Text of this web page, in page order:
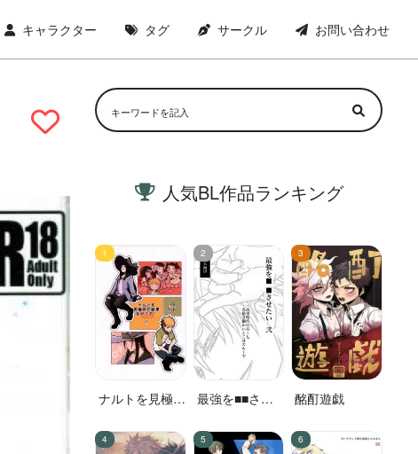
キャラクター タグ サークル お問い合わせ
人気BL作品ランキング
ナルトを見極め
す!
最強を■■させ
酩酊遊戯